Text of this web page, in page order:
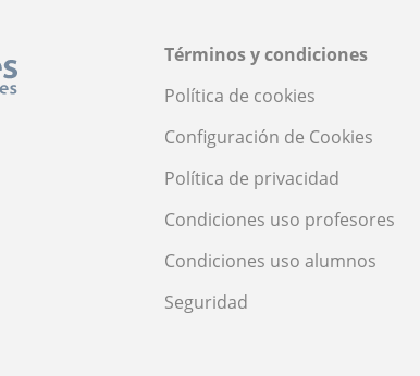
Términos y condiciones
Política de cookies
Configuración de Cookies
Política de privacidad
Condiciones uso profesores
Condiciones uso alumnos
Seguridad